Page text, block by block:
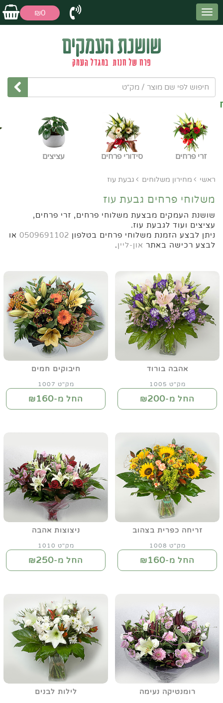
₪0
זרי פרחים סידורי פרחים עציצים
ראשי מחירון משלוחים גבעת עוז
משלוחי פרחים גבעת עוז
שושנת העמקים מבצעת משלוחי פרחים, זרי פרחים,
עציצים ועוד לגבעת עוז.
ניתן לבצע הזמנת משלוחי פרחים בטלפון 0509691102 או
לבצע רכישה באתר און-ליין.
אהבה בורוד
מק"ט 1005
החל מ-₪200
חיבוקים חמים
מק"ט 1007
החל מ-₪160
זריחה כפרית בצהוב
מק"ט 1008
החל מ-₪160
ניצוצות אהבה
מק"ט 1010
החל מ-₪250
רומנטיקה נעימה לילות לבנים